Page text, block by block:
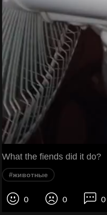
What the fiends did it do?
#животные
0 0 0